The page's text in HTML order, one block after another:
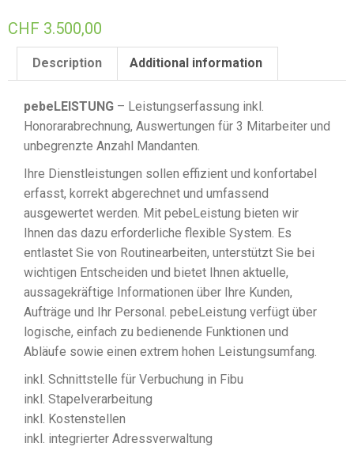
CHF 3.500,00
Description Additional information
pebeLEISTUNG – Leistungserfassung inkl.
Honorarabrechnung, Auswertungen für 3 Mitarbeiter und
unbegrenzte Anzahl Mandanten.
Ihre Dienstleistungen sollen effizient und konfortabel
erfasst, korrekt abgerechnet und umfassend
ausgewertet werden. Mit pebeLeistung bieten wir
Ihnen das dazu erforderliche flexible System. Es
entlastet Sie von Routinearbeiten, unterstützt Sie bei
wichtigen Entscheiden und bietet Ihnen aktuelle,
aussagekräftige Informationen über Ihre Kunden,
Aufträge und Ihr Personal. pebeLeistung verfügt über
logische, einfach zu bedienende Funktionen und
Abläufe sowie einen extrem hohen Leistungsumfang.
inkl. Schnittstelle für Verbuchung in Fibu
inkl. Stapelverarbeitung
inkl. Kostenstellen
inkl. integrierter Adressverwaltung